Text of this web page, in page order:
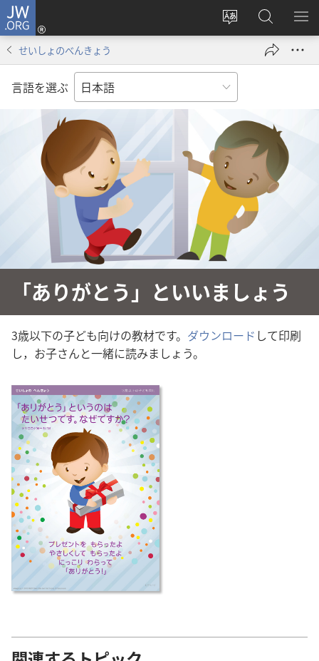
JW.ORG
サ
ト
の
言
変
る
ロ
グ
ン
し
タ
ブ
で
開
JW.ORG
の
検
メ
を
せいしょのべんきょう
言語を選ぶ
「ありがとう」といいましょう
3歳以下の子ども向けの教材です。 ダウンロード して印刷
し，お子さんと一緒に読みましょう。